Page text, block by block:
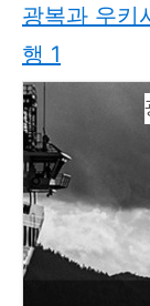
광복과 우키
행 1